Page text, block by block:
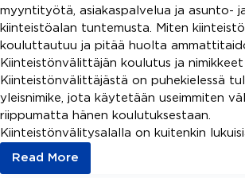
myyntityötä, asiakaspalvelua ja asunto-
kiinteistöalan tuntemusta. Miten
kouluttautuu ja pitää huolta
Kiinteistönvälittäjän koulutus ja nimikkeet
Kiinteistönvälittäjästä on puhekielessä
yleisnimike, jota käytetään useimmiten
riippumatta hänen koulutuksestaan.
Kiinteistönvälitysalalla on kuitenkin
Read More